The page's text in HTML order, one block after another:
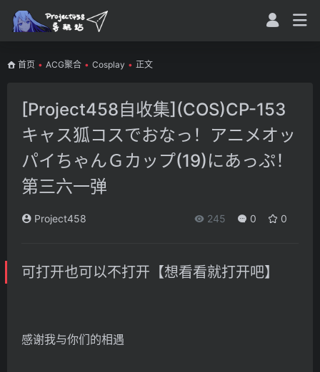
首页 • ACG聚合 • Cosplay • 正文
[Project458自收集](COS)CP-153
キャス狐コスでおなっ！アニメオッ
パイちゃんＧカップ(19)にあっぷ！
第三六一弹
Project458 245 0 0
可打开也可以不打开【想看看就打开吧】
感谢我与你们的相遇